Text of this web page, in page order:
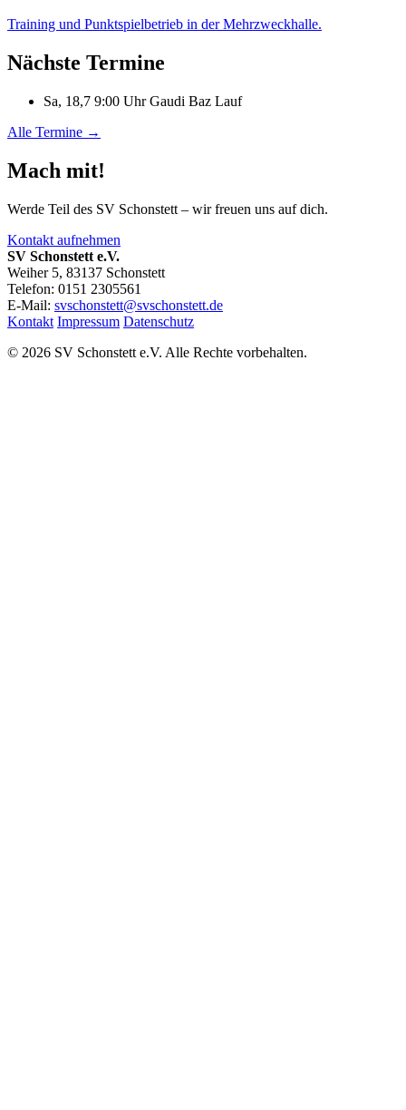
Training und Punktspielbetrieb in der Mehrzweckhalle.
Nächste Termine
Sa, 18,7 9:00 UhrGaudi Baz Lauf
Alle Termine →
Mach mit!
Werde Teil des SV Schonstett – wir freuen uns auf dich.
Kontakt aufnehmen
SV Schonstett e.V.
Weiher 5, 83137 Schonstett
Telefon: 0151 2305561
E-Mail: svschonstett@svschonstett.de
Kontakt Impressum Datenschutz
© 2026 SV Schonstett e.V. Alle Rechte vorbehalten.